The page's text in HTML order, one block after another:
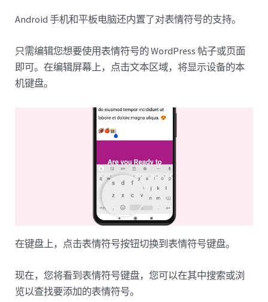
Android 手机和平板电脑还内置了对表情符号的支持。
只需编辑您想要使用表情符号的 WordPress 帖子或页面
即可。在编辑屏幕上，点击文本区域，将显示设备的本
机键盘。
在键盘上，点击表情符号按钮切换到表情符号键盘。
现在，您将看到表情符号键盘，您可以在其中搜索或浏
览以查找要添加的表情符号。